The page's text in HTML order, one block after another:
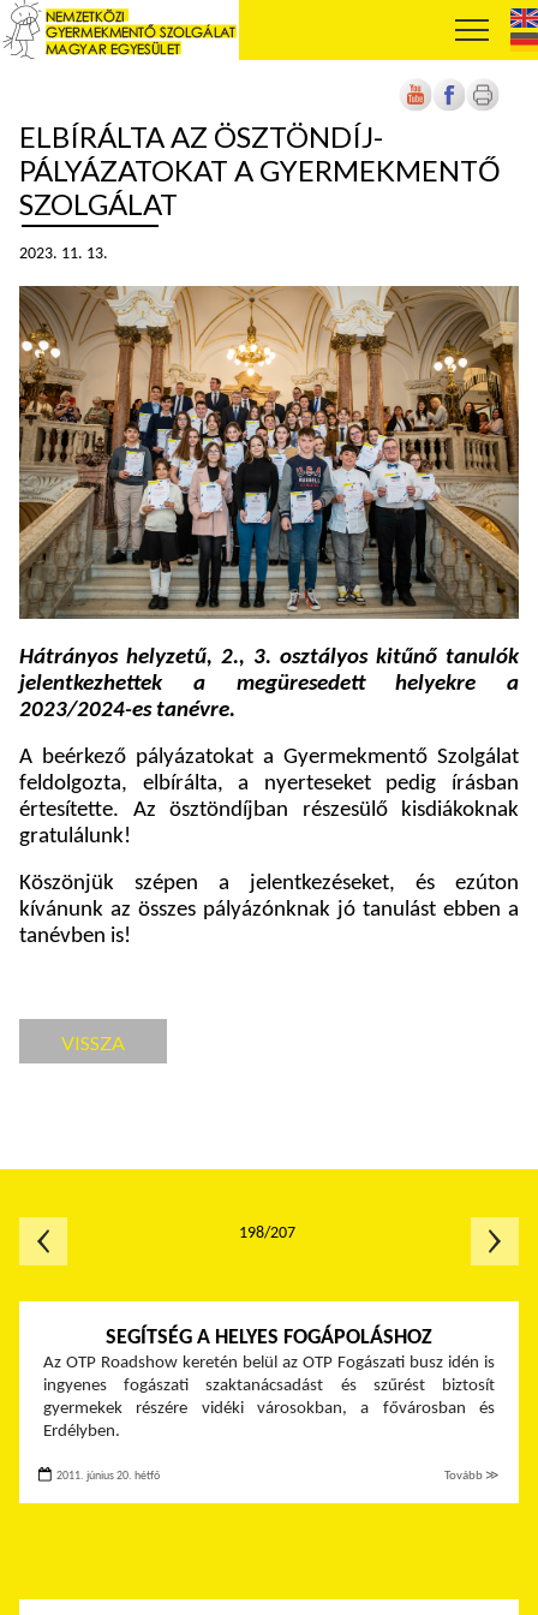
ELBÍRÁLTA AZ ÖSZTÖNDÍJ-
PÁLYÁZATOKAT A GYERMEKMENTŐ
SZOLGÁLAT
2023. 11. 13.
Hátrányos helyzetű, 2., 3. osztályos kitűnő tanulók
jelentkezhettek a megüresedett helyekre a
2023/2024-es tanévre.
A beérkező pályázatokat a Gyermekmentő Szolgálat
feldolgozta, elbírálta, a nyerteseket pedig írásban
értesítette. Az ösztöndíjban részesülő kisdiákoknak
gratulálunk!
Köszönjük szépen a jelentkezéseket, és ezúton
kívánunk az összes pályázónknak jó tanulást ebben a
tanévben is!
VISSZA
SEGÍTSÉG A HELYES FOGÁPOLÁSHOZ
Az OTP Roadshow keretén belül az OTP Fogászati busz idén is
ingyenes fogászati szaktanácsadást és szűrést biztosít
gyermekek részére vidéki városokban, a fővárosban és
Erdélyben.
2011. június 20. hétfő Tovább ≫
198/207